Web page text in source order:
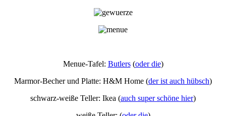
Menue-Tafel: Butlers(oder die)
Marmor-Becher und Platte: H&M Home (der ist auch hübsch)
schwarz-weiße Teller: Ikea (auch super schöne hier)